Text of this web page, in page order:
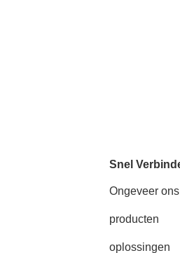
Snel
Ongeveer ons
producten
oplossingen